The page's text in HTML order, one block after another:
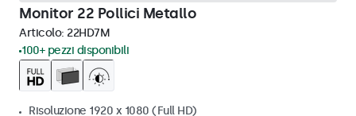
Monitor 22 Pollici Metallo
Articolo: 22HD7M
100+ pezzi disponibili
Risoluzione 1920 x 1080 (Full HD)